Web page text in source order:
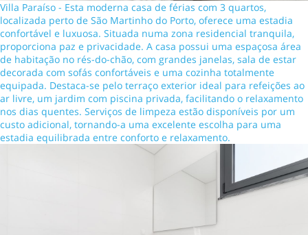
Villa Paraíso - Esta moderna casa de férias com 3 quartos,
localizada perto de São Martinho do Porto, oferece uma estadia
confortável e luxuosa. Situada numa zona residencial tranquila,
proporciona paz e privacidade. A casa possui uma espaçosa área
de habitação no rés-do-chão, com grandes janelas, sala de estar
decorada com sofás confortáveis e uma cozinha totalmente
equipada. Destaca-se pelo terraço exterior ideal para refeições ao
ar livre, um jardim com piscina privada, facilitando o relaxamento
nos dias quentes. Serviços de limpeza estão disponíveis por um
custo adicional, tornando-a uma excelente escolha para uma
estadia equilibrada entre conforto e relaxamento.